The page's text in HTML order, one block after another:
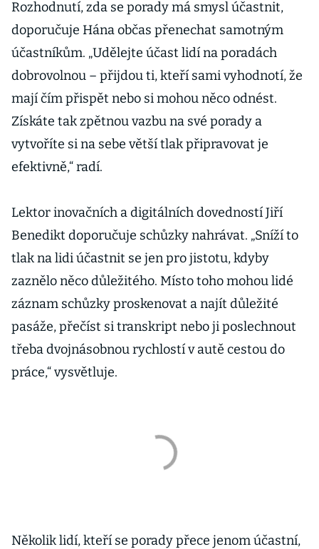
Rozhodnutí, zda se porady má smysl účastnit,
doporučuje Hána občas přenechat samotným
účastníkům. „Udělejte účast lidí na poradách
dobrovolnou – přijdou ti, kteří sami vyhodnotí, že
mají čím přispět nebo si mohou něco odnést.
Získáte tak zpětnou vazbu na své porady a
vytvoříte si na sebe větší tlak připravovat je
efektivně,“ radí.
Lektor inovačních a digitálních dovedností Jiří
Benedikt doporučuje schůzky nahrávat. „Sníží to
tlak na lidi účastnit se jen pro jistotu, kdyby
zaznělo něco důležitého. Místo toho mohou lidé
záznam schůzky proskenovat a najít důležité
pasáže, přečíst si transkript nebo ji poslechnout
třeba dvojnásobnou rychlostí v autě cestou do
práce,“ vysvětluje.
Několik lidí, kteří se porady přece jenom účastní,